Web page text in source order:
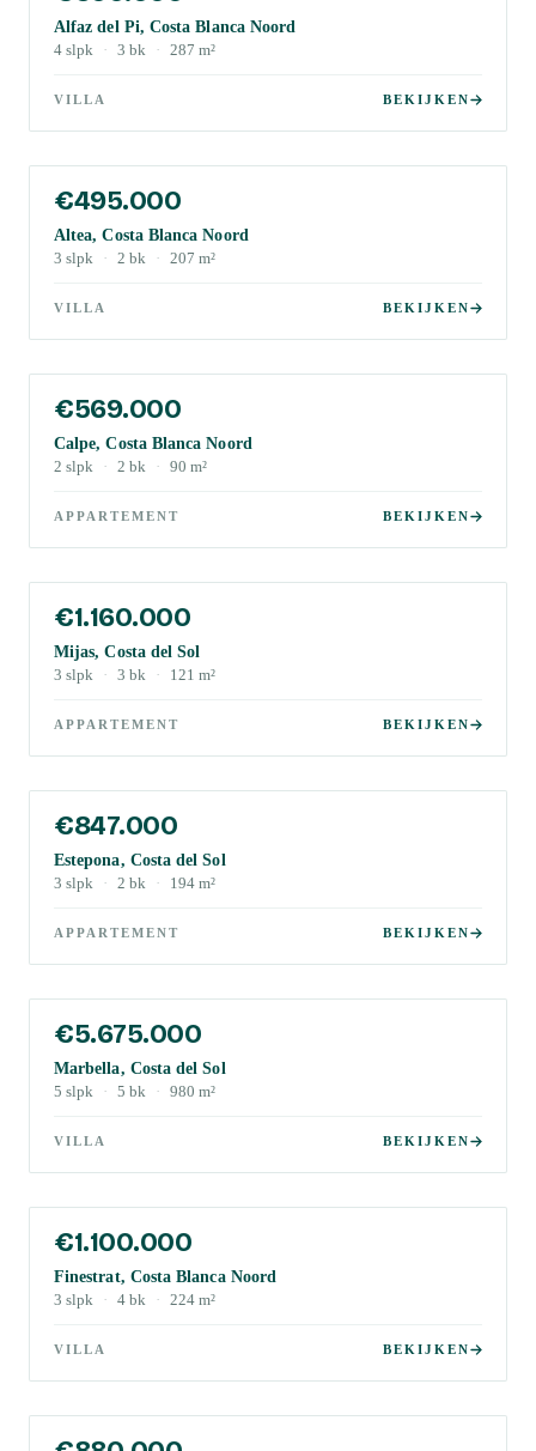
Alfaz del Pi, Costa Blanca Noord
4 slpk · 3 bk · 287 m²
VILLA BEKIJKEN
€495.000
Altea, Costa Blanca Noord
3 slpk · 2 bk · 207 m²
VILLA BEKIJKEN
€569.000
Calpe, Costa Blanca Noord
2 slpk · 2 bk · 90 m²
APPARTEMENT BEKIJKEN
€1.160.000
Mijas, Costa del Sol
3 slpk · 3 bk · 121 m²
APPARTEMENT BEKIJKEN
€847.000
Estepona, Costa del Sol
3 slpk · 2 bk · 194 m²
APPARTEMENT BEKIJKEN
€5.675.000
Marbella, Costa del Sol
5 slpk · 5 bk · 980 m²
VILLA BEKIJKEN
€1.100.000
Finestrat, Costa Blanca Noord
3 slpk · 4 bk · 224 m²
VILLA BEKIJKEN